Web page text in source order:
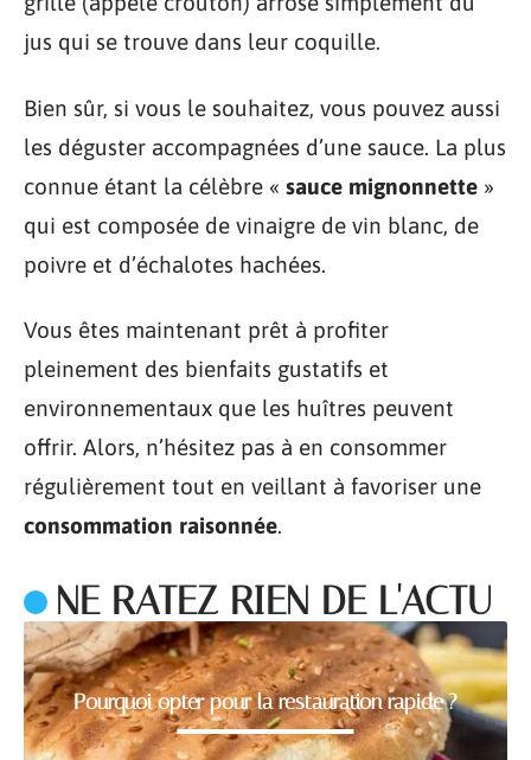
jus qui se trouve dans leur coquille.
Bien sûr, si vous le souhaitez, vous pouvez aussi
les déguster accompagnées d’une sauce. La plus
connue étant la célèbre « sauce mignonnette »
qui est composée de vinaigre de vin blanc, de
poivre et d’échalotes hachées.
Vous êtes maintenant prêt à profiter
pleinement des bienfaits gustatifs et
environnementaux que les huîtres peuvent
offrir. Alors, n’hésitez pas à en consommer
régulièrement tout en veillant à favoriser une
consommation raisonnée.
NE RATEZ RIEN DE L'ACTU
Pourquoi opter pour la restauration rapide ?